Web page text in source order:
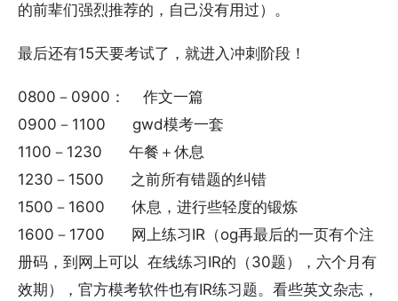
的前辈们强烈推荐的，自己没有用过）。
最后还有15天要考试了，就进入冲刺阶段！
0800－0900： 作文一篇
0900－1100 gwd模考一套
1100－1230 午餐＋休息
1230－1500 之前所有错题的纠错
1500－1600 休息，进行些轻度的锻炼
1600－1700 网上练习IR（og再最后的一页有个注
册码，到网上可以 在线练习IR的（30题），六个月有
效期），官方模考软件也有IR练习题。看些英文杂志，